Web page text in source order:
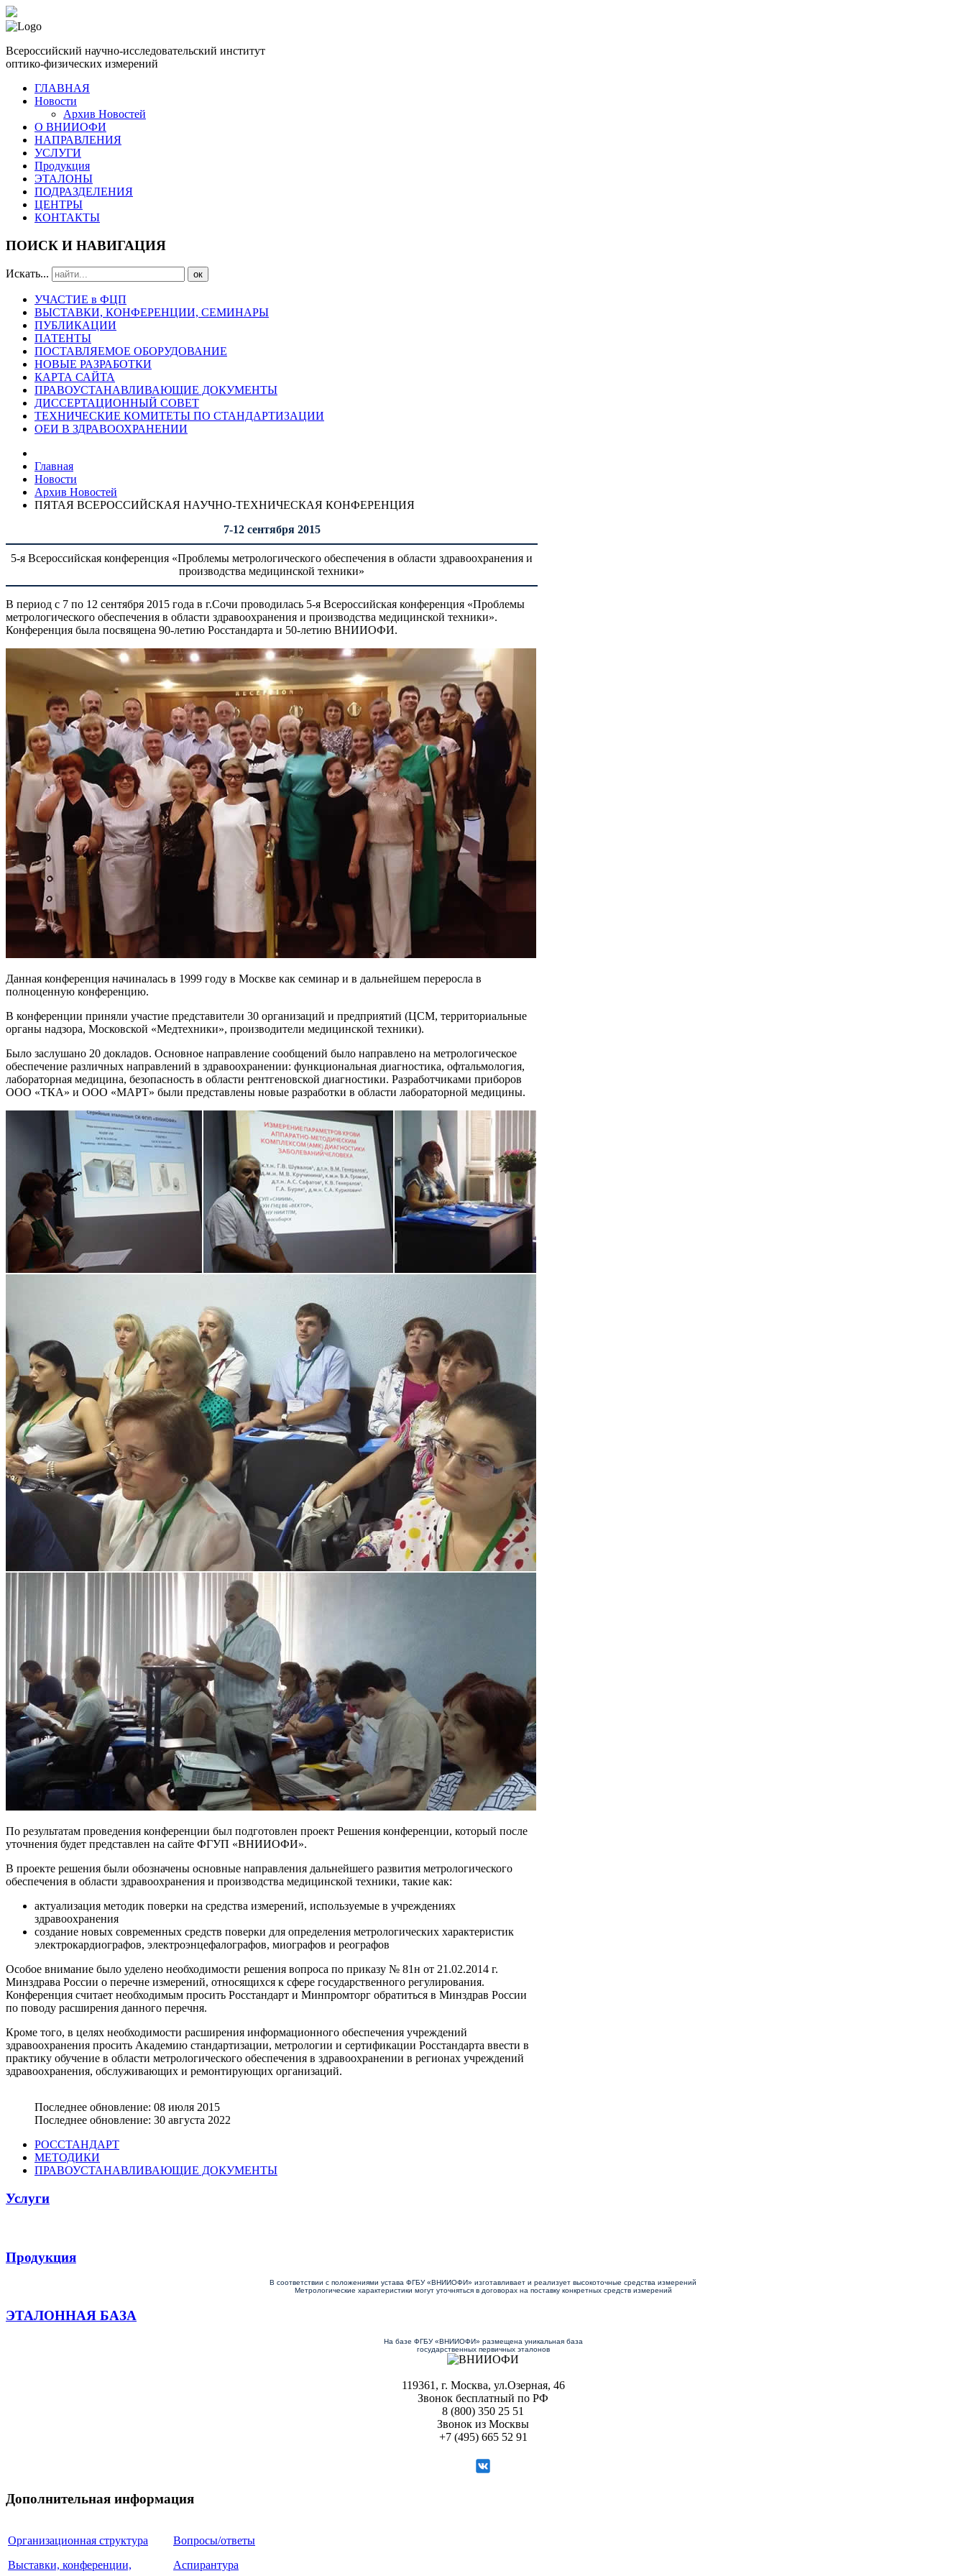
Всероссийский научно-исследовательский институт
оптико-физических измерений
ГЛАВНАЯ
Новости
Архив Новостей
О ВНИИОФИ
НАПРАВЛЕНИЯ
УСЛУГИ
Продукция
ЭТАЛОНЫ
ПОДРАЗДЕЛЕНИЯ
ЦЕНТРЫ
КОНТАКТЫ
ПОИСК И НАВИГАЦИЯ
Искать... ок
УЧАСТИЕ в ФЦП
ВЫСТАВКИ, КОНФЕРЕНЦИИ, СЕМИНАРЫ
ПУБЛИКАЦИИ
ПАТЕНТЫ
ПОСТАВЛЯЕМОЕ ОБОРУДОВАНИЕ
НОВЫЕ РАЗРАБОТКИ
КАРТА САЙТА
ПРАВОУСТАНАВЛИВАЮЩИЕ ДОКУМЕНТЫ
ДИССЕРТАЦИОННЫЙ СОВЕТ
ТЕХНИЧЕСКИЕ КОМИТЕТЫ ПО СТАНДАРТИЗАЦИИ
ОЕИ В ЗДРАВООХРАНЕНИИ
Главная
Новости
Архив Новостей
ПЯТАЯ ВСЕРОССИЙСКАЯ НАУЧНО-ТЕХНИЧЕСКАЯ КОНФЕРЕНЦИЯ
7-12 сентября 2015
5-я Всероссийская конференция «Проблемы метрологического обеспечения в области здравоохранения и
производства медицинской техники»
В период с 7 по 12 сентября 2015 года в г.Сочи проводилась 5-я Всероссийская конференция «Проблемы
метрологического обеспечения в области здравоохранения и производства медицинской техники».
Конференция была посвящена 90-летию Росстандарта и 50-летию ВНИИОФИ.
Данная конференция начиналась в 1999 году в Москве как семинар и в дальнейшем переросла в
полноценную конференцию.
В конференции приняли участие представители 30 организаций и предприятий (ЦСМ, территориальные
органы надзора, Московской «Медтехники», производители медицинской техники).
Было заслушано 20 докладов. Основное направление сообщений было направлено на метрологическое
обеспечение различных направлений в здравоохранении: функциональная диагностика, офтальмология,
лабораторная медицина, безопасность в области рентгеновской диагностики. Разработчиками приборов
ООО «ТКА» и ООО «МАРТ» были представлены новые разработки в области лабораторной медицины.
По результатам проведения конференции был подготовлен проект Решения конференции, который после
уточнения будет представлен на сайте ФГУП «ВНИИОФИ».
В проекте решения были обозначены основные направления дальнейшего развития метрологического
обеспечения в области здравоохранения и производства медицинской техники, такие как:
актуализация методик поверки на средства измерений, используемые в учреждениях
здравоохранения
создание новых современных средств поверки для определения метрологических характеристик
электрокардиографов, электроэнцефалографов, миографов и реографов
Особое внимание было уделено необходимости решения вопроса по приказу № 81н от 21.02.2014 г.
Минздрава России о перечне измерений, относящихся к сфере государственного регулирования.
Конференция считает необходимым просить Росстандарт и Минпромторг обратиться в Минздрав России
по поводу расширения данного перечня.
Кроме того, в целях необходимости расширения информационного обеспечения учреждений
здравоохранения просить Академию стандартизации, метрологии и сертификации Росстандарта ввести в
практику обучение в области метрологического обеспечения в здравоохранении в регионах учреждений
здравоохранения, обслуживающих и ремонтирующих организаций.
Последнее обновление: 08 июля 2015
Последнее обновление: 30 августа 2022
РОССТАНДАРТ
МЕТОДИКИ
ПРАВОУСТАНАВЛИВАЮЩИЕ ДОКУМЕНТЫ
Услуги
Продукция
В соответствии с положениями устава ФГБУ «ВНИИОФИ» изготавливает и реализует высокоточные средства измерений
Метрологические характеристики могут уточняться в договорах на поставку конкретных средств измерений
ЭТАЛОННАЯ БАЗА
На базе ФГБУ «ВНИИОФИ» размещена уникальная база
государственных первичных эталонов
119361, г. Москва, ул.Озерная, 46
Звонок бесплатный по РФ
8 (800) 350 25 51
Звонок из Москвы
+7 (495) 665 52 91
Дополнительная информация
Организационная структура
Выставки, конференции,
Вопросы/ответы
Аспирантура